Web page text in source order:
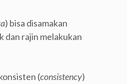
) bisa disamakan
dan rajin melakukan
(consistency)